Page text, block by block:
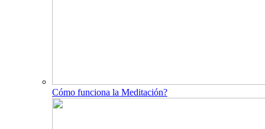
Cómo funciona la Meditación?